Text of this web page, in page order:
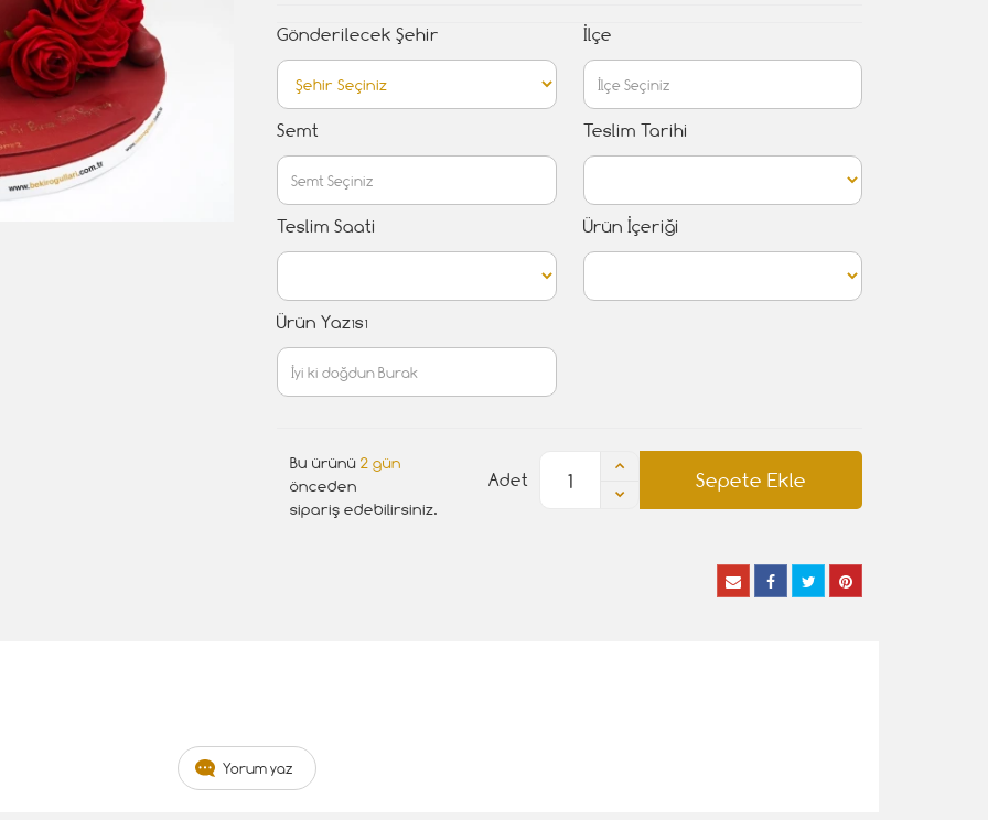
Gönderilecek Şehir İlçe
Semt Teslim Tarihi
Teslim Saati Ürün İçeriği
Ürün Yazısı
Bu ürünü 2 gün
önceden
sipariş edebilirsiniz.
Sepete Ekle
Adet
Yorum yaz